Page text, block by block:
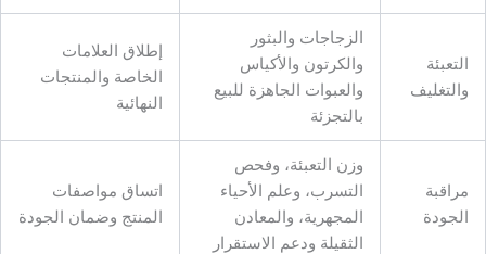
التعبئة
والتغليف
الزجاجات والبثور
والكرتون والأكياس
والعبوات الجاهزة للبيع
بالتجزئة
إطلاق العلامات
الخاصة والمنتجات
النهائية
مراقبة
الجودة
وزن التعبئة، وفحص
التسرب، وعلم الأحياء
المجهرية، والمعادن
الثقيلة ودعم الاستقرار
اتساق مواصفات
المنتج وضمان الجودة